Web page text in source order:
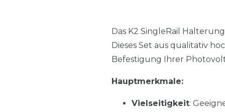
Das K2 SingleRail
Dieses Set aus qualitativ
Befestigung Ihrer
Hauptmerkmale:
Vielseitigkeit: